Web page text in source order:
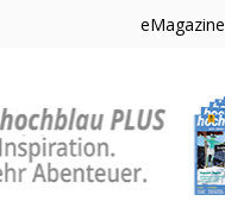
eMagazine